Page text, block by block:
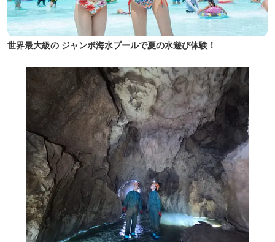
世界最大級の ジャンボ海水プールで夏の水遊び体験！